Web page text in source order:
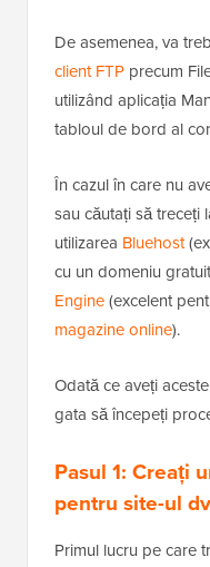
De asemenea, va
client FTP precum
utilizând aplicația
tabloul de bord al
În cazul în care nu
sau căutați să treceți
utilizarea Bluehost
cu un domeniu
Engine(excelent
magazine online).
Odată ce aveți
gata să începeți
Pasul 1: Creați
pentru site-ul
Primul lucru pe care